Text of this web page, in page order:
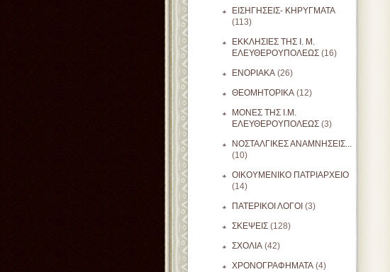
ΕΙΣΗΓΗΣΕΙΣ- ΚΗΡΥΓΜΑΤΑ
(113)
ΕΚΚΛΗΣΙΕΣ ΤΗΣ Ι. Μ.
ΕΛΕΥΘΕΡΟΥΠΟΛΕΩΣ (16)
ΕΝΟΡΙΑΚΑ (26)
ΘΕΟΜΗΤΟΡΙΚΑ (12)
ΜΟΝΕΣ ΤΗΣ Ι.Μ.
ΕΛΕΥΘΕΡΟΥΠΟΛΕΩΣ (3)
ΝΟΣΤΑΛΓΙΚΕΣ ΑΝΑΜΝΗΣΕΙΣ...
(10)
ΟΙΚΟΥΜΕΝΙΚΟ ΠΑΤΡΙΑΡΧΕΙΟ
(14)
ΠΑΤΕΡΙΚΟΙ ΛΟΓΟΙ (3)
ΣΚΕΨΕΙΣ (128)
ΣΧΟΛΙΑ (42)
ΧΡΟΝΟΓΡΑΦΗΜΑΤΑ (4)